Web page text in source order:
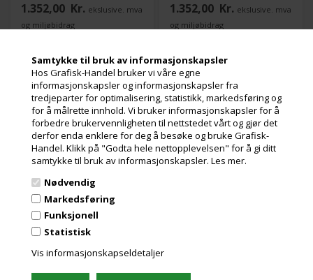
Samtykke til bruk av informasjonskapsler
Hos Grafisk-Handel bruker vi våre egne
informasjonskapsler og informasjonskapsler fra
tredjeparter for optimalisering, statistikk, markedsføring og
for å målrette innhold. Vi bruker informasjonskapsler for å
forbedre brukervennligheten til nettstedet vårt og gjør det
derfor enda enklere for deg å besøke og bruke Grafisk-
Handel. Klikk på "Godta hele nettopplevelsen" for å gi ditt
samtykke til bruk av informasjonskapsler. Les mer.
Nødvendig
Markedsføring
Funksjonell
Statistisk
Vis informasjonskapseldetaljer
1.352,00 Kr. ekslusive. mva
og miljøbidrag
1.352,00 Kr. ekslusive. mva
og miljøbidrag
Meld deg på nyhetsbrevet vårt og få gode
tilbud
Inneholder ofte store besparelser og nyheter. Meld deg på, det er helt
gratis og enkelt å avmelde seg.